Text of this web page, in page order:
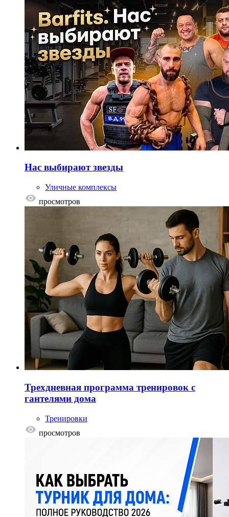
Нас выбирают звезды
Уличные комплексы
просмотров
Трехдневная программа тренировок с
гантелями дома
Тренировки
просмотров